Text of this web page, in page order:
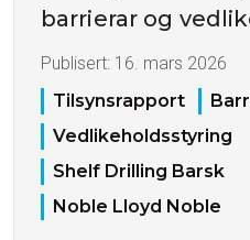
barrierar og
Publisert: 16. mars 2026
Tilsynsrapport
Vedlikeholdsstyring
Shelf Drilling Barsk
Noble Lloyd Noble